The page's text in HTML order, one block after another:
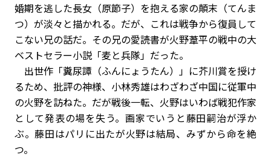
婚期を逃した長女（原節子）を抱える家の顛末（てんま
つ）が淡々と描かれる。だが、これは戦争から復員して
こない兄の話だ。その兄の愛読書が火野葦平の戦中の大
ベストセラー小説「麦と兵隊」だった。
出世作「糞尿譚（ふんにょうたん）」に芥川賞を授け
るため、批評の神様、小林秀雄はわざわざ中国に従軍中
の火野を訪ねた。だが戦後一転、火野はいわば戦犯作家
として発表の場を失う。画家でいうと藤田嗣治が浮か
ぶ。藤田はパリに出たが火野は結局、みずから命を絶
つ。